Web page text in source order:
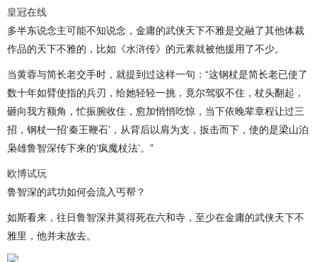
皇冠在线
多半东说念主可能不知说念，金庸的武侠天下不雅是交融了其他体裁
作品的天下不雅的，比如《水浒传》的元素就被他援用了不少。
当黄蓉与简长老交手时，就提到过这样一句：“这钢杖是简长老已使了
数十年如臂使指的兵刃，给她轻轻一挑，竟尔驾驭不住，杖头翻起，
砸向我方额角，忙振腕收住，愈加悄悄吃惊，当下依晚辈章程让过三
招，钢杖一招‘秦王鞭石’，从背后以肩为支，扳击而下，使的是梁山泊
枭雄鲁智深传下来的‘疯魔杖法’。”
欧博试玩
鲁智深的武功如何会流入丐帮？
如斯看来，往日鲁智深并莫得死在六和寺，至少在金庸的武侠天下不
雅里，他并未故去。